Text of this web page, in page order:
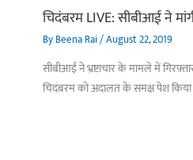
चिदंबरम LIVE: सीबीआई ने
ByBeena Rai/August 22, 2019
सीबीआई ने भ्रष्टाचार के मामले में
चिदंबरम को अदालत के समक्ष पेश